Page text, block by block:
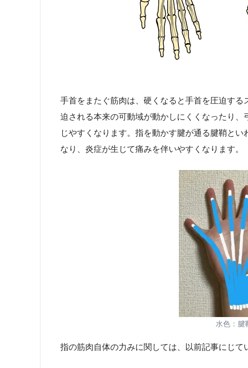
手首をまたぐ筋肉は、硬くなると手首を圧迫す
迫される本来の可動域が動かしにくくなったり
じやすくなります。指を動かす腱が通る腱鞘と
なり、炎症が生じて痛みを伴いやすくなります。
水色：腱
指の筋肉自体の力みに関しては、以前記事にじて